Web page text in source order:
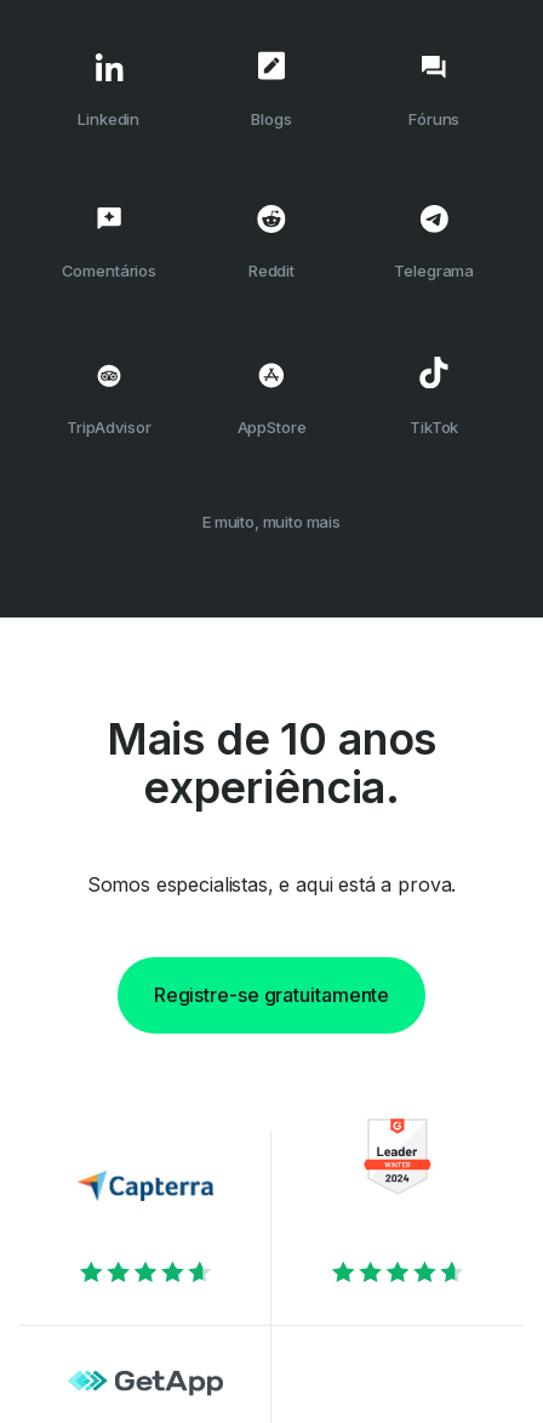
Linkedin Blogs Fóruns
Comentários Reddit Telegrama
TripAdvisor AppStore TikTok
E muito, muito mais
Mais de 10 anos
experiência.
Somos especialistas, e aqui está a prova.
Registre-se gratuitamente